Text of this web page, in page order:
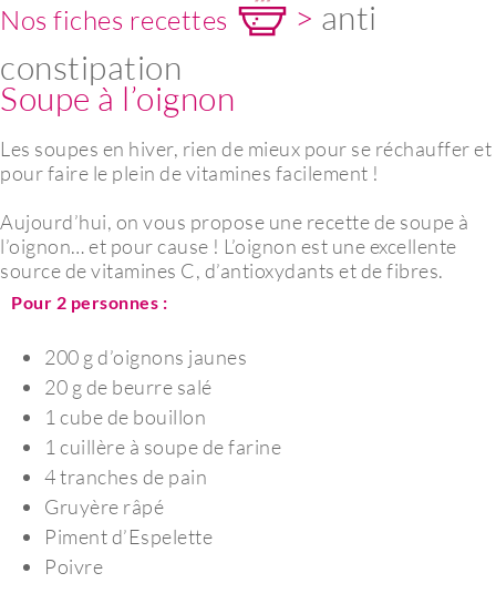
Nos fiches recettes > anti
constipation
Soupe à l’oignon
Les soupes en hiver, rien de mieux pour se réchauffer et
pour faire le plein de vitamines facilement !
Aujourd’hui, on vous propose une recette de soupe à
l’oignon… et pour cause ! L’oignon est une excellente
source de vitamines C, d’antioxydants et de fibres.
Pour 2 personnes :
200 g d’oignons jaunes
20 g de beurre salé
1 cube de bouillon
1 cuillère à soupe de farine
4 tranches de pain
Gruyère râpé
Piment d’Espelette
Poivre